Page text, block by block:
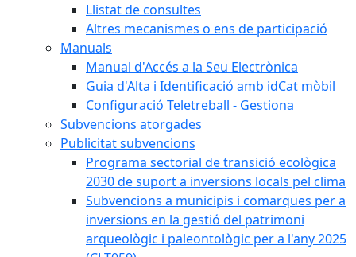
Llistat de consultes
Altres mecanismes o ens de participació
Manuals
Manual d'Accés a la Seu Electrònica
Guia d'Alta i Identificació amb idCat mòbil
Configuració Teletreball - Gestiona
Subvencions atorgades
Publicitat subvencions
Programa sectorial de transició ecològica
2030 de suport a inversions locals pel clima
Subvencions a municipis i comarques per a
inversions en la gestió del patrimoni
arqueològic i paleontològic per a l'any 2025